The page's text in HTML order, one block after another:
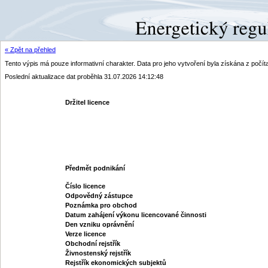
« Zpět na přehled
Tento výpis má pouze informativní charakter. Data pro jeho vytvoření byla získána z
Poslední aktualizace dat proběhla 31.07.2026 14:12:48
Držitel licence
Předmět podnikání
Číslo licence
Odpovědný zástupce
Poznámka pro obchod
Datum zahájení výkonu licencované činnosti
Den vzniku oprávnění
Verze licence
Obchodní rejstřík
Živnostenský rejstřík
Rejstřík ekonomických subjektů